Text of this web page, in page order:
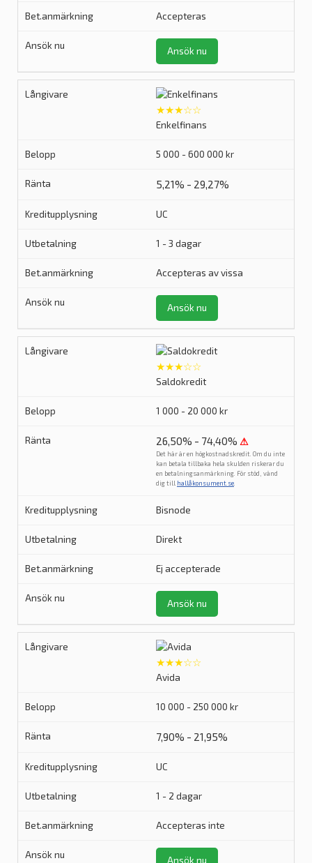
Accepteras
Ansök nu
★★★☆☆
Enkelfinans
5 000 - 600 000 kr
5,21% - 29,27%
UC
1 - 3 dagar
Accepteras av vissa
Ansök nu
★★★☆☆
Saldokredit
1 000 - 20 000 kr
26,50% - 74,40% ⚠
Det här är en högkostnadskredit. Om du inte
kan betala tillbaka hela skulden riskerar du
en betalningsanmärkning. För stöd, vänd
dig till hallåkonsument.se
Bisnode
Direkt
Ej accepterade
Ansök nu
★★★☆☆
Avida
10 000 - 250 000 kr
7,90% - 21,95%
UC
1 - 2 dagar
Accepteras inte
Ansök nu